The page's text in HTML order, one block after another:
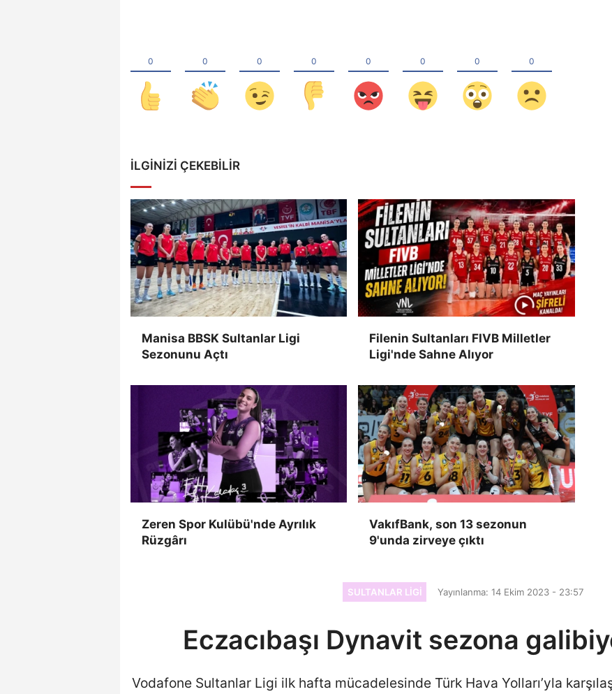
İLGINIZI ÇEKEBILIR
Manisa BBSK Sultanlar Ligi
Sezonunu Açtı
Filenin Sultanları FIVB Milletler
Ligi'nde Sahne Alıyor
Zeren Spor Kulübü'nde Ayrılık
Rüzgârı
VakıfBank, son 13 sezonun
9'unda zirveye çıktı
SULTANLAR LIGI Yayınlanma: 14 Ekim 2023 - 23:57
Eczacıbaşı Dynavit sezona
Vodafone Sultanlar Ligi ilk hafta mücadelesinde Türk Hava Yolları’yla